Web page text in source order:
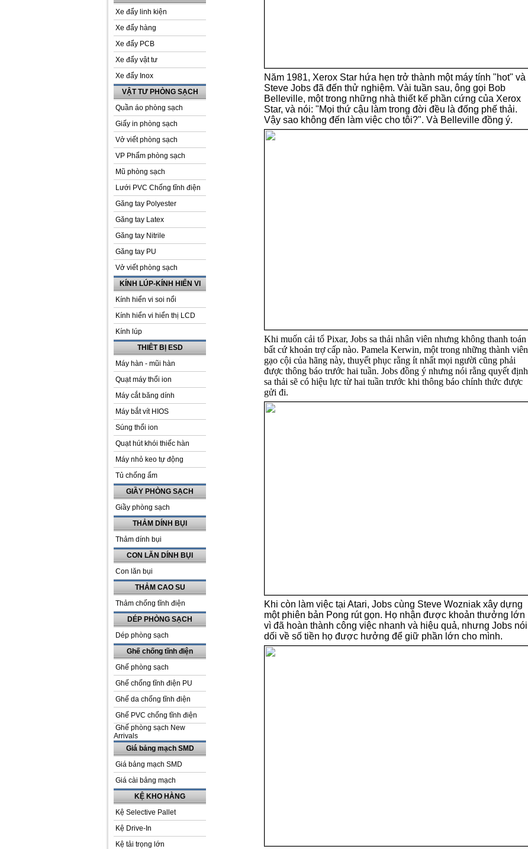
Xe đẩy linh kiện
Xe đẩy hàng
Xe đẩy PCB
Xe đẩy vật tư
Xe đẩy Inox
VẬT TƯ PHÒNG SẠCH
Quần áo phòng sạch
Giấy in phòng sạch
Vở viết phòng sạch
VP Phẩm phòng sạch
Mũ phòng sạch
Lưới PVC Chống tĩnh điện
Găng tay Polyester
Găng tay Latex
Găng tay Nitrile
Găng tay PU
Vở viết phòng sạch
KÍNH LÚP-KÍNH HIỂN VI
Kính hiển vi soi nổi
Kính hiển vi hiển thị LCD
Kính lúp
THIÊT BỊ ESD
Máy hàn - mũi hàn
Quạt máy thổi ion
Máy cắt băng dính
Máy bắt vít HIOS
Súng thổi ion
Quạt hút khói thiếc hàn
Máy nhỏ keo tự động
Tủ chống ẩm
GIẦY PHÒNG SẠCH
Giầy phòng sạch
THẢM DÍNH BỤI
Thảm dính bụi
CON LĂN DÍNH BỤI
Con lăn bụi
THẢM CAO SU
Thảm chống tĩnh điện
DÉP PHÒNG SẠCH
Dép phòng sạch
Ghế chống tĩnh điện
Ghế phòng sạch
Ghế chống tĩnh điện PU
Ghế da chống tĩnh điện
Ghế PVC chống tĩnh điện
Ghế phòng sạch New
Arrivals
Giá bảng mạch SMD
Giá bảng mạch SMD
Giá cài bảng mạch
KỆ KHO HÀNG
Kệ Selective Pallet
Kệ Drive-In
Kệ tải trọng lớn
Năm 1981, Xerox Star hứa hẹn trở thành một máy tính "hot" và
Steve Jobs đã đến thử nghiệm. Vài tuần sau, ông gọi Bob
Belleville, một trong những nhà thiết kế phần cứng của Xerox
Star, và nói: "Mọi thứ cậu làm trong đời đều là đống phế thải.
Vậy sao không đến làm việc cho tôi?". Và Belleville đồng ý.
Khi muốn cải tổ Pixar, Jobs sa thải nhân viên nhưng không thanh toán
bất cứ khoản trợ cấp nào. Pamela Kerwin, một trong những thành viên
gạo cội của hãng này, thuyết phục rằng ít nhất mọi người cũng phải
được thông báo trước hai tuần. Jobs đồng ý nhưng nói rằng quyết định
sa thải sẽ có hiệu lực từ hai tuần trước khi thông báo chính thức được
gửi đi.
Khi còn làm việc tại Atari, Jobs cùng Steve Wozniak xây dựng
một phiên bản Pong rút gọn. Họ nhận được khoản thưởng lớn
vì đã hoàn thành công việc nhanh và hiệu quả, nhưng Jobs nói
dối về số tiền họ được hưởng để giữ phần lớn cho mình.